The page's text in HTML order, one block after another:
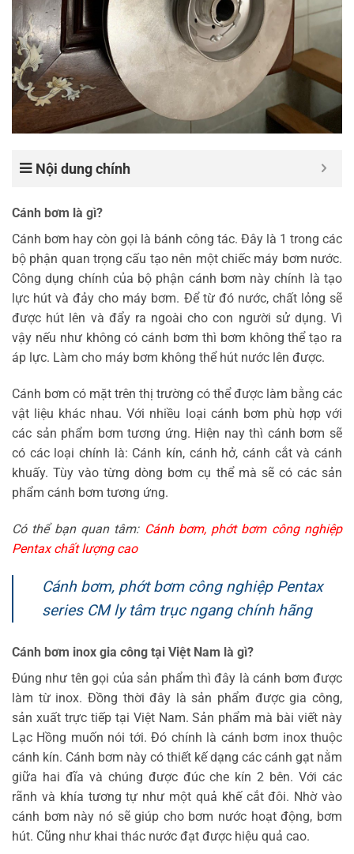
Nội dung chính
Cánh bơm là gì?
Cánh bơm hay còn gọi là bánh công tác. Đây là 1 trong các
bộ phận quan trọng cấu tạo nên một chiếc máy bơm nước.
Công dụng chính của bộ phận cánh bơm này chính là tạo
lực hút và đảy cho máy bơm. Để từ đó nước, chất lỏng sẽ
được hút lên và đẩy ra ngoài cho con người sử dụng. Vì
vậy nếu như không có cánh bơm thì bơm không thể tạo ra
áp lực. Làm cho máy bơm không thể hút nước lên được.
Cánh bơm có mặt trên thị trường có thể được làm bằng các
vật liệu khác nhau. Với nhiều loại cánh bơm phù hợp với
các sản phẩm bơm tương ứng. Hiện nay thì cánh bơm sẽ
có các loại chính là: Cánh kín, cánh hở, cánh cắt và cánh
khuấy. Tùy vào từng dòng bơm cụ thể mà sẽ có các sản
phẩm cánh bơm tương ứng.
Có thể bạn quan tâm: Cánh bơm, phớt bơm công nghiệp
Pentax chất lượng cao
Cánh bơm, phớt bơm công nghiệp Pentax
series CM ly tâm trục ngang chính hãng
Cánh bơm inox gia công tại Việt Nam là gì?
Đúng như tên gọi của sản phẩm thì đây là cánh bơm được
làm từ inox. Đồng thời đây là sản phẩm được gia công,
sản xuất trực tiếp tại Việt Nam. Sản phẩm mà bài viết này
Lạc Hồng muốn nói tới. Đó chính là cánh bơm inox thuộc
cánh kín. Cánh bơm này có thiết kế dạng các cánh gạt nằm
giữa hai đĩa và chúng được đúc che kín 2 bên. Với các
rãnh và khía tương tự như một quả khế cắt đôi. Nhờ vào
cánh bơm này nó sẽ giúp cho bơm nước hoạt động, bơm
hút. Cũng như khai thác nước đạt được hiệu quả cao.